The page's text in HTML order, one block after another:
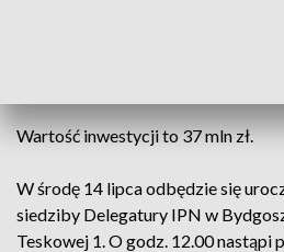
Wartość inwestycji to 37 mln zł.
W środę 14 lipca odbędzie się
siedziby Delegatury IPN w
Teskowej 1. O godz. 12.00 nastąpi